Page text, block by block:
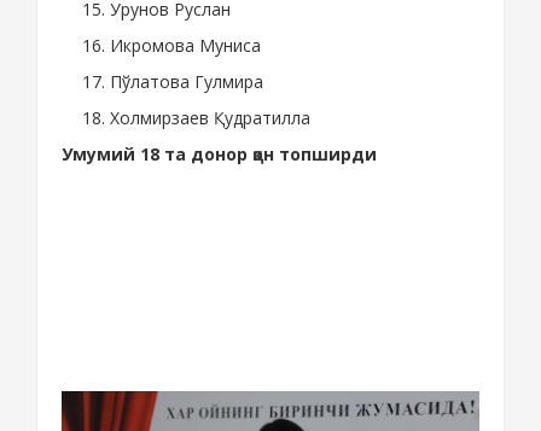
Урунов Руслан
Икромова Муниса
Пўлатова Гулмира
Холмирзаев Қудратилла
Умумий 18 та донор қон топширди